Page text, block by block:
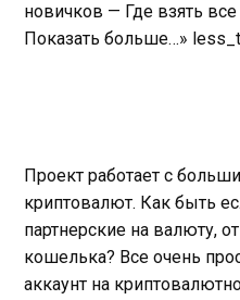
новичков — Где взять
Показать больше…»
Проект работает с
криптовалют. Как быть
партнерские на валюту,
кошелька? Все очень
аккаунт на